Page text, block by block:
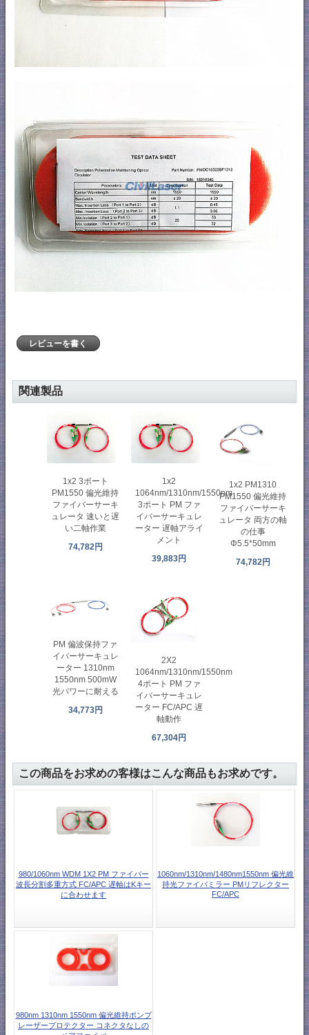
レビューを書く
関連製品
1x2 3ポート
PM1550 偏光維持
ファイバーサーキ
ュレータ 速いと遅
い二軸作業
74,782円
1x2
1064nm/1310nm/1550nm
3ポート PM ファ
イバーサーキュレ
ーター 遅軸アライ
メント
39,883円
1x2 PM1310
PM1550 偏光維持
ファイバーサーキ
ュレータ 両方の軸
の仕事
Φ5.5*50mm
74,782円
PM 偏波保持ファ
イバーサーキュレ
ーター 1310nm
1550nm 500mW
光パワーに耐える
34,773円
2X2
1064nm/1310nm/1550nm
4ポート PM ファ
イバーサーキュレ
ーター FC/APC 遅
軸動作
67,304円
この商品をお求めの客様はこんな商品もお求めです。
980/1060nm WDM 1X2 PM ファイバー
波長分割多重方式 FC/APC 遅軸はKキー
に合わせます
1060nm/1310nm/1480nm1550nm 偏光維
持光ファイバミラー PMリフレクター
FC/APC
980nm 1310nm 1550nm 偏光維持ポンプ
レーザープロテクター コネクタなしの